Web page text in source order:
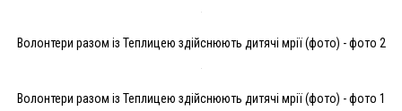
Волонтери разом із Теплицею здійснюють дитячі мрії (фото) - фото 2
Волонтери разом із Теплицею здійснюють дитячі мрії (фото) - фото 1